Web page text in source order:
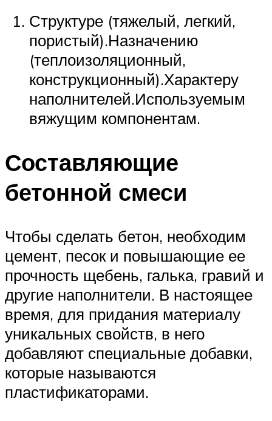
Структуре (тяжелый, легкий,
пористый).Назначению
(теплоизоляционный,
конструкционный).Характеру
наполнителей.Используемым
вяжущим компонентам.
Составляющие
бетонной смеси
Чтобы сделать бетон, необходим
цемент, песок и повышающие ее
прочность щебень, галька, гравий и
другие наполнители. В настоящее
время, для придания материалу
уникальных свойств, в него
добавляют специальные добавки,
которые называются
пластификаторами.